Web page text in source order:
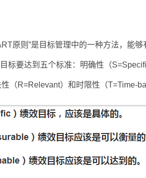
则”是目标管理中的一种方法，能够
标要达到五个标准：明确性（
（R=Relevant）和时限性（T=Time-